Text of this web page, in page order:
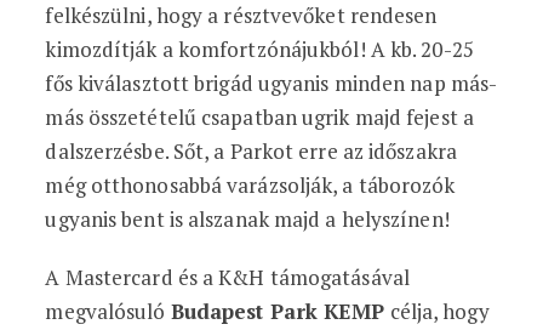
felkészülni, hogy a résztvevőket rendesen
kimozdítják a komfortzónájukból! A kb. 20-25
fős kiválasztott brigád ugyanis minden nap más-
más összetételű csapatban ugrik majd fejest a
dalszerzésbe. Sőt, a Parkot erre az időszakra
még otthonosabbá varázsolják, a táborozók
ugyanis bent is alszanak majd a helyszínen!
A Mastercard és a K&H támogatásával
megvalósuló Budapest Park KEMP célja, hogy